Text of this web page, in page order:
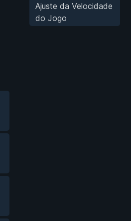
Ajuste da Velocidade
do Jogo